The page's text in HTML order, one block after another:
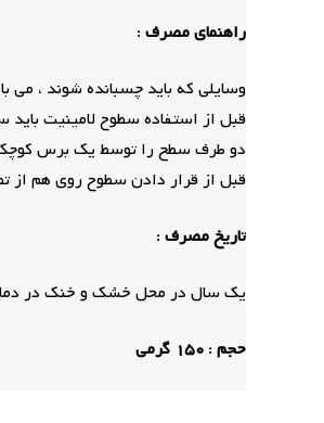
راهنمای مصرف :
وسایلی که باید چسبانده شوند ، می
قبل از استفاده سطوح لامینیت
دو طرف سطح را توسط یک برس کوچک
قبل از قرار دادن سطوح روی هم از
تاریخ مصرف :
یک سال در محل خشک و خنک در دمای ۲۰
حجم : 150 گرمی